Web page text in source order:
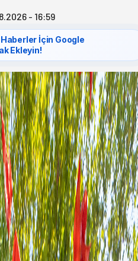
- 16:59
İçin Google
Ekleyin!